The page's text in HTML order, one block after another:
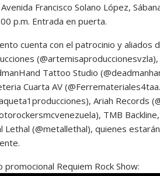
Francisco Solano López,
p.m. Entrada en puerta.
cuenta con el patrocinio y aliados
Tattoo Studio
Cuarta AV
Ariah Records
TMB
Lethal (@metallethal), quienes
promocional Requiem Rock Show: